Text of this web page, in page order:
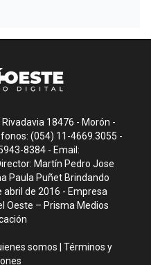
18476 - Morón -
(054) 11-4669.3055 -
8384 - Email:
Martín Pedro Jose
Paula Puñet Brindando
de 2016 - Empresa
Oeste – Prisma Medios
somos |Términos y